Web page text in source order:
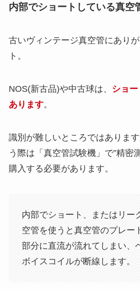
内部でショートしている真空
古いヴィンテージ真空管にあり
ト。
NOS(新古品)や中古球は、 ショ
あります。
識別が難しいところではありま
う際は「真空管試験機」で”精密
購入する必要があります。
内部でショート、またはリー
空管を使うと真空管のプレー
部分に直流が流れてしまい、
ボイスコイルが断線します。